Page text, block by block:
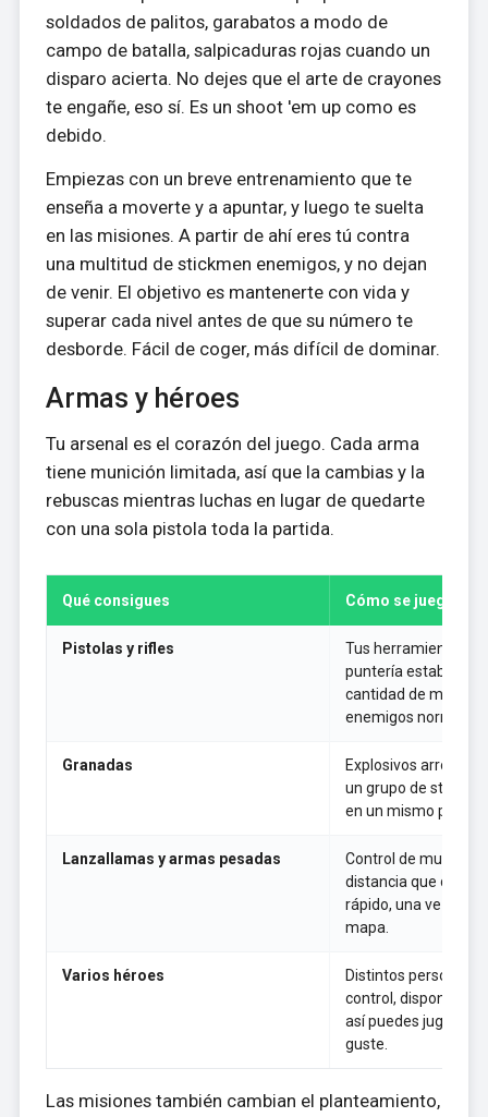
soldados de palitos, garabatos a modo de
campo de batalla, salpicaduras rojas cuando un
disparo acierta. No dejes que el arte de crayones
te engañe, eso sí. Es un shoot 'em up como es
debido.
Empiezas con un breve entrenamiento que te
enseña a moverte y a apuntar, y luego te suelta
en las misiones. A partir de ahí eres tú contra
una multitud de stickmen enemigos, y no dejan
de venir. El objetivo es mantenerte con vida y
superar cada nivel antes de que su número te
desborde. Fácil de coger, más difícil de dominar.
Armas y héroes
Tu arsenal es el corazón del juego. Cada arma
tiene munición limitada, así que la cambias y la
rebuscas mientras luchas en lugar de quedarte
con una sola pistola toda la partida.
Qué consigues Cómo se juega
Pistolas y rifles
Tus herramientas
puntería estable y
cantidad de
enemigos normales.
Granadas
Explosivos
un grupo de
en un mismo punto.
Lanzallamas y armas pesadas
Control de
distancia que
rápido, una vez las
mapa.
Varios héroes
Distintos
control, disponibles
así puedes jugar
guste.
Las misiones también cambian el planteamiento,